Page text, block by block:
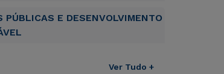
PÚBLICAS E DESENVOLVIMENTO
Ver Tudo +